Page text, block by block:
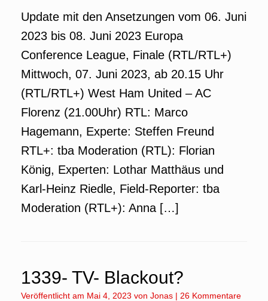
Update mit den Ansetzungen vom 06. Juni
2023 bis 08. Juni 2023 Europa
Conference League, Finale (RTL/RTL+)
Mittwoch, 07. Juni 2023, ab 20.15 Uhr
(RTL/RTL+) West Ham United – AC
Florenz (21.00Uhr) RTL: Marco
Hagemann, Experte: Steffen Freund
RTL+: tba Moderation (RTL): Florian
König, Experten: Lothar Matthäus und
Karl-Heinz Riedle, Field-Reporter: tba
Moderation (RTL+): Anna […]
1339- TV- Blackout?
Veröffentlicht am Mai 4, 2023 von Jonas | 26 Kommentare